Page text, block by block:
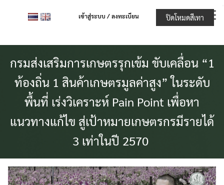
เข้าสู่ระบบ / ลงทะเบียน
กรมส่งเสริมการเกษตรรุกเข้ม ขับเคลื่อน “1
ท้องถิ่น 1 สินค้าเกษตรมูลค่าสูง” ในระดับ
พื้นที่ เร่งวิเคราะห์ Pain Point เพื่อหา
แนวทางแก้ไข สู่เป้าหมายเกษตรกรมีรายได้
3 เท่าในปี 2570
ปิดโหมดสีเทา